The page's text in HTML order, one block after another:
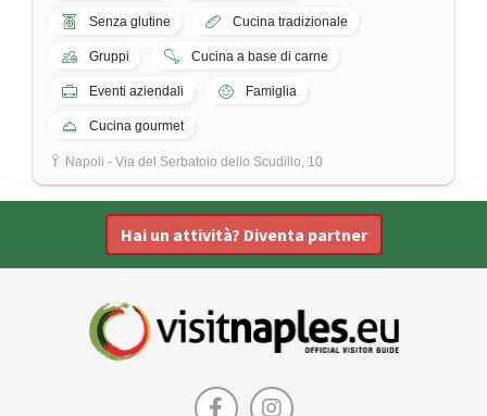
Senza glutine Cucina tradizionale
Gruppi Cucina a base di carne
Eventi aziendali Famiglia
Cucina gourmet
Napoli - Via del Serbatoio dello Scudillo, 10
Hai un attività? Diventa partner